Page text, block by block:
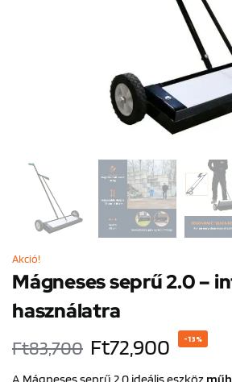
Akció!
Mágneses seprű 2.0 –
használatra
Ft83,700 Ft72,900 -13%